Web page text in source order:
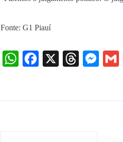
Fonte: G1 Piauí
WhatsApp
Facebook
X